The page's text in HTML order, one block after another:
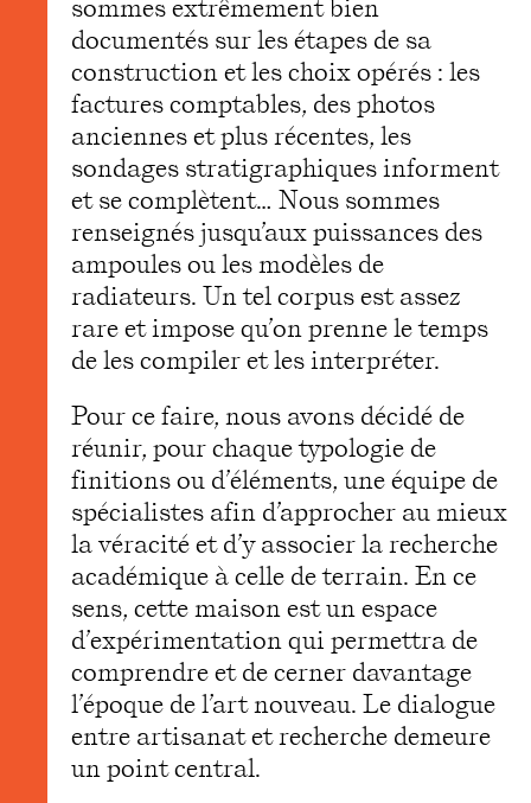
documentés sur les étapes de sa
construction et les choix opérés : les
factures comptables, des photos
anciennes et plus récentes, les
sondages stratigraphiques informent
et se complètent… Nous sommes
renseignés jusqu’aux puissances des
ampoules ou les modèles de
radiateurs. Un tel corpus est assez
rare et impose qu’on prenne le temps
de les compiler et les interpréter.
Pour ce faire, nous avons décidé de
réunir, pour chaque typologie de
finitions ou d’éléments, une équipe de
spécialistes afin d’approcher au mieux
la véracité et d’y associer la recherche
académique à celle de terrain. En ce
sens, cette maison est un espace
d’expérimentation qui permettra de
comprendre et de cerner davantage
l’époque de l’art nouveau. Le dialogue
entre artisanat et recherche demeure
un point central.